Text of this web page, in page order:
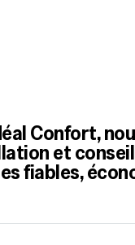
Confort,
et
fiables,